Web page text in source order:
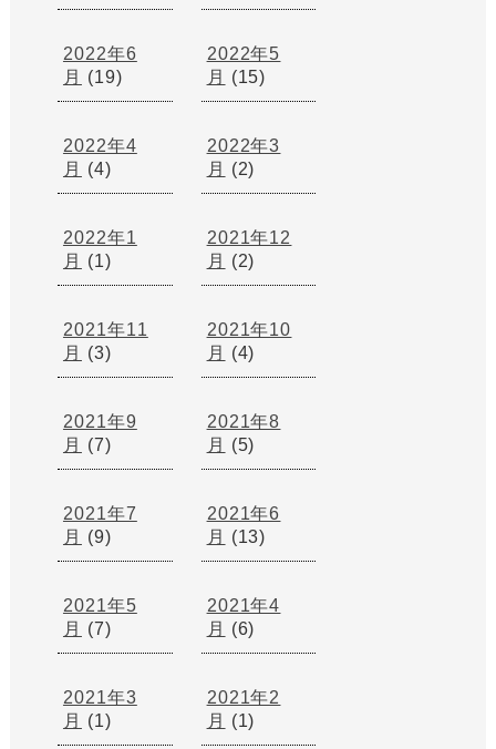
2022年6
月
(19)
2022年5
月
(15)
2022年4
月
(4)
2022年3
月
(2)
2022年1
月
(1)
2021年12
月
(2)
2021年11
月
(3)
2021年10
月
(4)
2021年9
月
(7)
2021年8
月
(5)
2021年7
月
(9)
2021年6
月
(13)
2021年5
月
(7)
2021年4
月
(6)
2021年3
月
(1)
2021年2
月
(1)